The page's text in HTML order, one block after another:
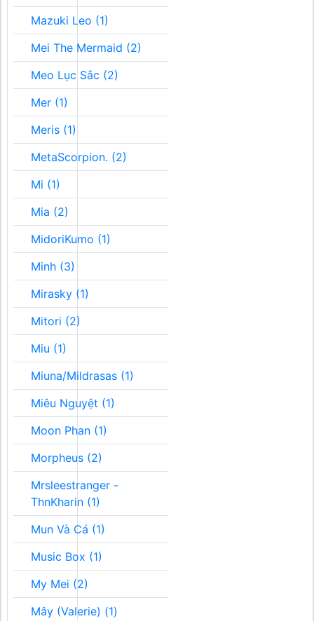
Mazuki Leo (1)
Mei The Mermaid (2)
Meo Lục Sắc (2)
Mer (1)
Meris (1)
MetaScorpion. (2)
Mi (1)
Mia (2)
MidoriKumo (1)
Minh (3)
Mirasky (1)
Mitori (2)
Miu (1)
Miuna/Mildrasas (1)
Miêu Nguyệt (1)
Moon Phan (1)
Morpheus (2)
Mrsleestranger -
ThnKharin (1)
Mun Và Cá (1)
Music Box (1)
My Mei (2)
Mây (Valerie) (1)